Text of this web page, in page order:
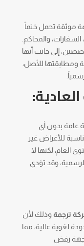
موثقة تحمل ختماً
والمحاكم.
إلى جانب أنها
ومطابقتها للأصل،
عامة بدون أي
للأغراض غير
العام، لكنها لا
وقد تؤدي
ترجمة وذلك لأن
لغوية عالية، مما
رفض